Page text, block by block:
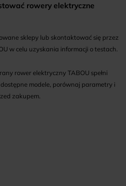
rowery elektryczne
sklepy lub skontaktować się przez
w celu uzyskania informacji o testach.
rower elektryczny TABOU spełni
modele, porównaj parametry i
zakupem.